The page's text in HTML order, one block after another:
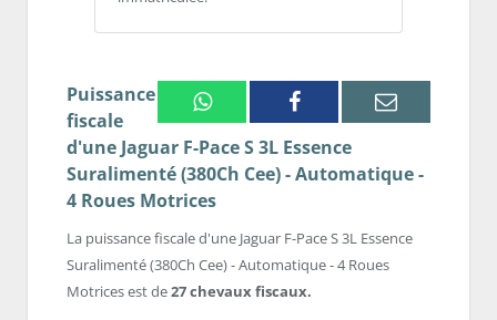
WhatsappFacebook Email
Puissance
fiscale
d'une Jaguar F-Pace S 3L Essence
Suralimenté (380Ch Cee) - Automatique -
4 Roues Motrices
La puissance fiscale d'une Jaguar F-Pace S 3L Essence
Suralimenté (380Ch Cee) - Automatique - 4 Roues
Motrices est de27 chevaux fiscaux.